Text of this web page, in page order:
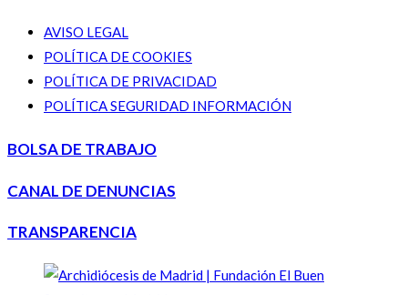
AVISO LEGAL
POLÍTICA DE COOKIES
POLÍTICA DE PRIVACIDAD
POLÍTICA SEGURIDAD INFORMACIÓN
BOLSA DE TRABAJO
CANAL DE DENUNCIAS
TRANSPARENCIA